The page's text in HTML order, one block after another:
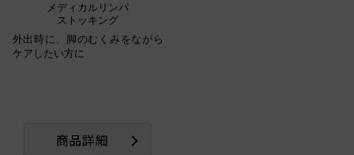
メディカルリンパ
ストッキング
外出時に、脚のむくみをながら
ケアしたい方に